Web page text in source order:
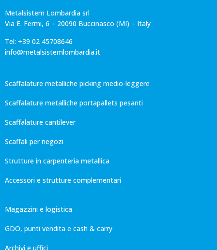
Metalsistem Lombardia srl
Via E. Fermi, 6 – 20090 Buccinasco (MI) – Italy
Tel: +39 02 45708646
info@metalsistemlombardia.it
Scaffalature metalliche picking medio-leggere
Scaffalature metalliche portapallets pesanti
Scaffalature cantilever
Scaffali per negozi
Strutture in carpenteria metallica
Accessori e strutture complementari
Magazzini e logistica
GDO, punti vendita e cash & carry
Archivi e uffici